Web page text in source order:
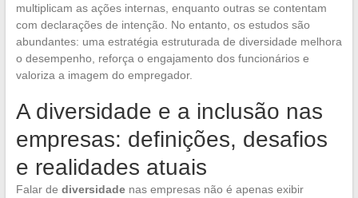
multiplicam as ações internas, enquanto outras se contentam
com declarações de intenção. No entanto, os estudos são
abundantes: uma estratégia estruturada de diversidade melhora
o desempenho, reforça o engajamento dos funcionários e
valoriza a imagem do empregador.
A diversidade e a inclusão nas
empresas: definições, desafios
e realidades atuais
Falar de diversidadenas empresas não é apenas exibir